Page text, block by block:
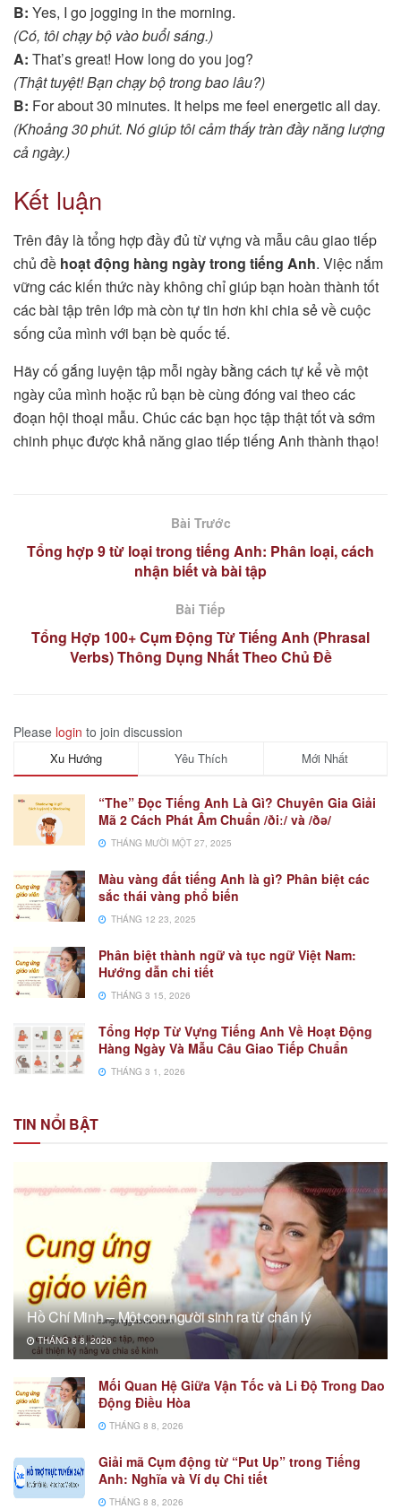
B: Yes, I go jogging in the morning.
(Có, tôi chạy bộ vào buổi sáng.)
A: That’s great! How long do you jog?
(Thật tuyệt! Bạn chạy bộ trong bao lâu?)
B: For about 30 minutes. It helps me feel energetic all day.
(Khoảng 30 phút. Nó giúp tôi cảm thấy tràn đầy năng lượng
cả ngày.)
Kết luận
Trên đây là tổng hợp đầy đủ từ vựng và mẫu câu giao tiếp
chủ đề hoạt động hàng ngày trong tiếng Anh. Việc nắm
vững các kiến thức này không chỉ giúp bạn hoàn thành tốt
các bài tập trên lớp mà còn tự tin hơn khi chia sẻ về cuộc
sống của mình với bạn bè quốc tế.
Hãy cố gắng luyện tập mỗi ngày bằng cách tự kể về một
ngày của mình hoặc rủ bạn bè cùng đóng vai theo các
đoạn hội thoại mẫu. Chúc các bạn học tập thật tốt và sớm
chinh phục được khả năng giao tiếp tiếng Anh thành thạo!
Bài Trước
Tổng hợp 9 từ loại trong tiếng Anh: Phân loại, cách
nhận biết và bài tập
Bài Tiếp
Tổng Hợp 100+ Cụm Động Từ Tiếng Anh (Phrasal
Verbs) Thông Dụng Nhất Theo Chủ Đề
Please login to join discussion
Xu Hướng Yêu Thích Mới Nhất
“The” Đọc Tiếng Anh Là Gì? Chuyên Gia Giải
Mã 2 Cách Phát Âm Chuẩn /ðiː/ và /ðə/
THÁNG MƯỜI MỘT 27, 2025
Màu vàng đất tiếng Anh là gì? Phân biệt các
sắc thái vàng phổ biến
THÁNG 12 23, 2025
Phân biệt thành ngữ và tục ngữ Việt Nam:
Hướng dẫn chi tiết
THÁNG 3 15, 2026
Tổng Hợp Từ Vựng Tiếng Anh Về Hoạt Động
Hàng Ngày Và Mẫu Câu Giao Tiếp Chuẩn
THÁNG 3 1, 2026
TIN NỔI BẬT
Hồ Chí Minh – Một con người sinh ra từ chân lý
THÁNG 8 8, 2026
Mối Quan Hệ Giữa Vận Tốc và Li Độ Trong Dao
Động Điều Hòa
THÁNG 8 8, 2026
Giải mã Cụm động từ “Put Up” trong Tiếng
Anh: Nghĩa và Ví dụ Chi tiết
THÁNG 8 8, 2026